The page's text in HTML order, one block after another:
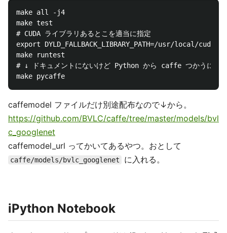
make all -j4
make test
# CUDA ライブラリあるとこを適当に指定
export DYLD_FALLBACK_LIBRARY_PATH=/usr/local/
make runtest
# ↓ ドキュメントにないけど Python から caffe つかうには必
caffemodel ファイルだけ別途配布なので↓から。
https://github.com/BVLC/caffe/tree/master/models/bvl
c_googlenet
caffemodel_url ってかいてあるやつ。おとして
caffe/models/bvlc_googlenet に入れる。
iPython Notebook